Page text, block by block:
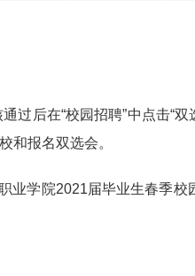
后在“校园招聘”中点击“
和报名双选会。
学院2021届毕业生春季校